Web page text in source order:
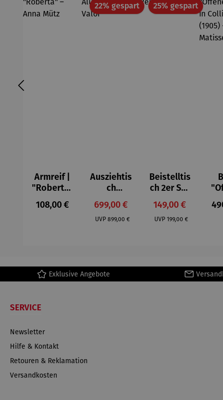
Armreif |
"Roberta"
– Anna
Mütz
Regulärer Preis:
108,00 €
22% gespartRabatt
Ausziehtis
ch
Aluminium
– Valor
Verkaufspreis:
699,00 €
UVP Regulärer Preis:
899,00 €
25% gespartRabatt
Beistelltis
ch 2er Set
– Dalias
Verkaufspreis:
149,00 €
UVP Regulärer Preis:
199,00 €
Exklusive Angebote
SERVICE
Newsletter
Hilfe & Kontakt
Retouren & Reklamation
Versandkosten